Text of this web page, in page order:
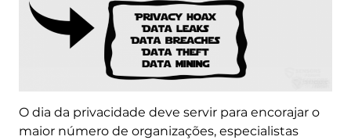
O dia da privacidade deve servir para encorajar o
maior número de organizações, especialistas